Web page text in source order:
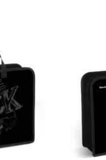
Добавить
в список
желаний